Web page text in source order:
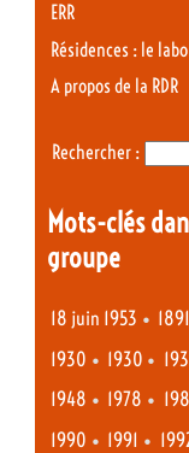
ERR
Résidences : le labo
A propos de la RDR
Rechercher :
Mots-clés
groupe
18 juin 1953 • 1891
1930 • 1930 •
1948 • 1978 •
1990 • 1991 •